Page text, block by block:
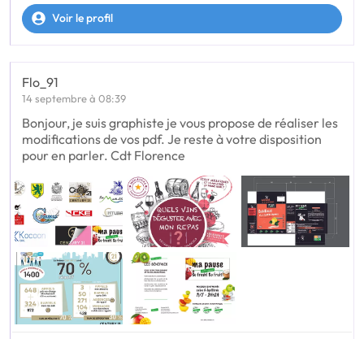
Voir le profil
Flo_91
14 septembre à 08:39
Bonjour, je suis graphiste je vous propose de réaliser les
modifications de vos pdf. Je reste à votre disposition
pour en parler. Cdt Florence